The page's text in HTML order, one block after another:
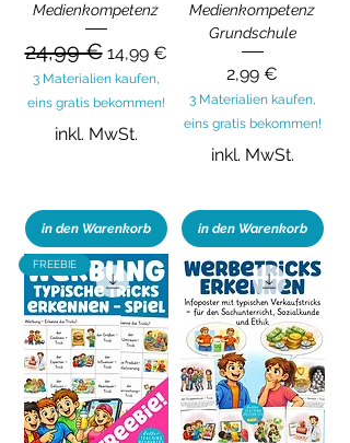
Medienkompetenz
Standardpreis
24,99 € Sale-Preis
14,99 €
3 Materialien kaufen,
eins gratis bekommen!
inkl. MwSt.
in den Warenkorb
Medienkompetenz
Grundschule
Preis
2,99 €
3 Materialien kaufen,
eins gratis bekommen!
inkl. MwSt.
in den Warenkorb
FREEBIE